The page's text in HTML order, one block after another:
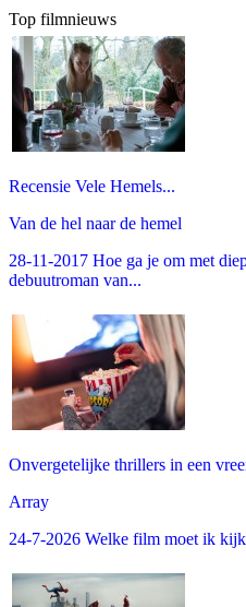
Top filmnieuws
Recensie Vele Hemels...
Van de hel naar de hemel
28-11-2017 Hoe ga je om met
debuutroman van...
Onvergetelijke thrillers in een
Array
24-7-2026 Welke film moet ik